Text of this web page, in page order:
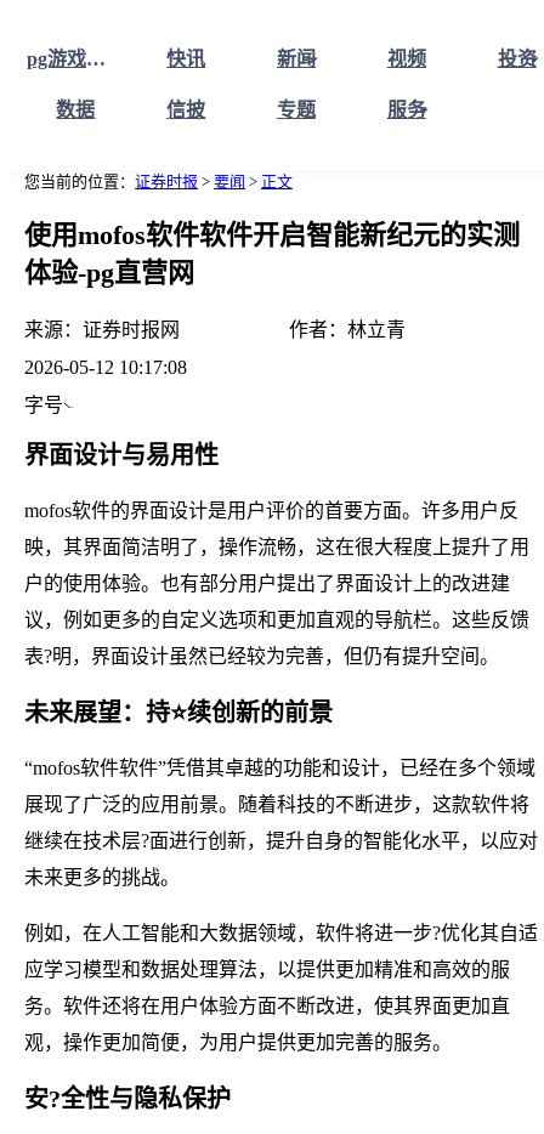
pg游戏库最新版本首页 快讯 新闻 视频 投资
数据 信披 专题 服务
您当前的位置： 证券时报 > 要闻 > 正文
使用mofos软件软件开启智能新纪元的实测
体验-pg直营网
来源： 证券时报网 作者： 林立青
2026-05-12 10:17:08
字号
界面设计与易用性
mofos软件的界面设计是用户评价的首要方面。许多用户反
映，其界面简洁明了，操作流畅，这在很大程度上提升了用
户的使用体验。也有部分用户提出了界面设计上的改进建
议，例如更多的自定义选项和更加直观的导航栏。这些反馈
表?明，界面设计虽然已经较为完善，但仍有提升空间。
未来展望：持⭐续创新的前景
“mofos软件软件”凭借其卓越的功能和设计，已经在多个领域
展现了广泛的应用前景。随着科技的不断进步，这款软件将
继续在技术层?面进行创新，提升自身的智能化水平，以应对
未来更多的挑战。
例如，在人工智能和大数据领域，软件将进一步?优化其自适
应学习模型和数据处理算法，以提供更加精准和高效的服
务。软件还将在用户体验方面不断改进，使其界面更加直
观，操作更加简便，为用户提供更加完善的服务。
安?全性与隐私保护